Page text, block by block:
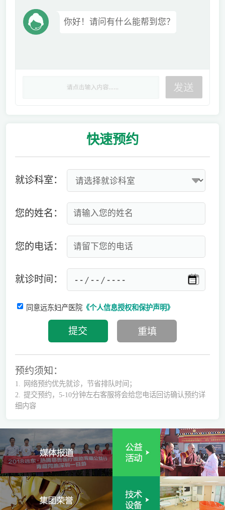
你好！请问有什么能帮到您？
快速预约
就诊科室：
您的姓名：
您的电话：
就诊时间：
同意远东妇产医院《个人信息授权和保护声明》
预约须知：
1.
网络预约优先就诊，节省排队时间；
2.
提交预约，5-10分钟左右客服将会给您电话回访确认预约详
细内容